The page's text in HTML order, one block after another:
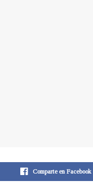
Comparte en Facebook